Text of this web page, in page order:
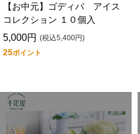
【お中元】ゴディバ アイス
コレクション １０個入
5,000円 (税込5,400円)
25ポイント